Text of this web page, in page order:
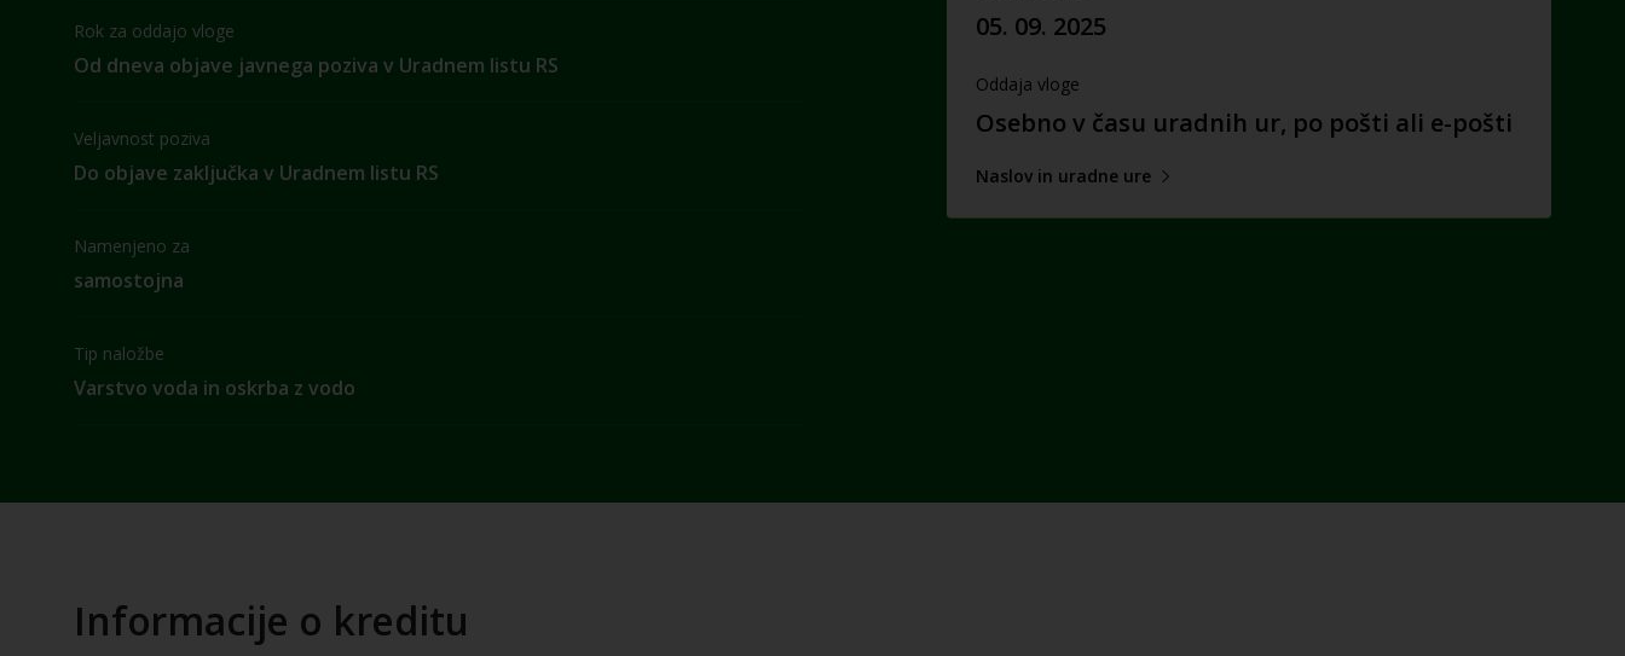
Rok za oddajo vloge
Od dneva objave javnega poziva v Uradnem listu RS
Veljavnost poziva
Do objave zaključka v Uradnem listu RS
Namenjeno za
samostojna
Tip naložbe
Varstvo voda in oskrba z vodo
Informacije o kreditu
05. 09. 2025
Oddaja vloge
Osebno v času uradnih ur, po pošti ali e-pošti
Naslov in uradne ure